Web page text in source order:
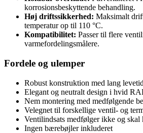
korrosionsbeskyttende behandling.
Høj driftssikkerhed: Maksimalt
temperatur op til 110 °C.
Kompatibilitet: Passer til flere
varmefordelingsmålere.
Fordele og ulemper
Robust konstruktion med lang levetid
Elegant og neutralt design i hvid
Nem montering med medfølgende
Velegnet til forskellige ventil- og
Ventilindsats medfølger ikke og skal
Ingen bærebøjler inkluderet